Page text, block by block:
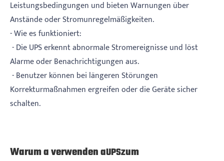
Leistungsbedingungen und bieten Warnungen über
Anstände oder Stromunregelmäßigkeiten.
- Wie es funktioniert:
- Die UPS erkennt abnormale Stromereignisse und löst
Alarme oder Benachrichtigungen aus.
- Benutzer können bei längeren Störungen
Korrekturmaßnahmen ergreifen oder die Geräte sicher
schalten.
Warum a verwenden aUPSzum